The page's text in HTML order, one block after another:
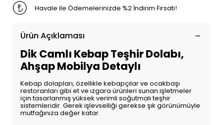
Havale ile Ödemelerinizde %2 İndirim Fırsatı!
Ürün Açıklaması
Dik Camlı Kebap Teşhir Dolabı,
Ahşap Mobilya Detaylı
Kebap dolapları, özellikle kebapçılar ve ocakbaşı
restoranları gibi et ve ızgara ürünleri sunan işletmeler
için tasarlanmış yüksek verimli soğutmalı teşhir
sistemleridir. Gerek işlevselliği gerekse şık görünümüyle
mutfağınıza değer katar.